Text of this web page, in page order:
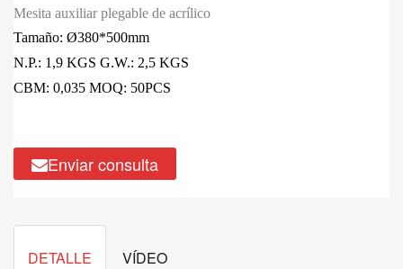
Mesita auxiliar plegable de acrílico
Tamaño: Ø380*500mm
N.P.: 1,9 KGS G.W.: 2,5 KGS
CBM: 0,035 MOQ: 50PCS
Enviar consulta
DETALLE VÍDEO